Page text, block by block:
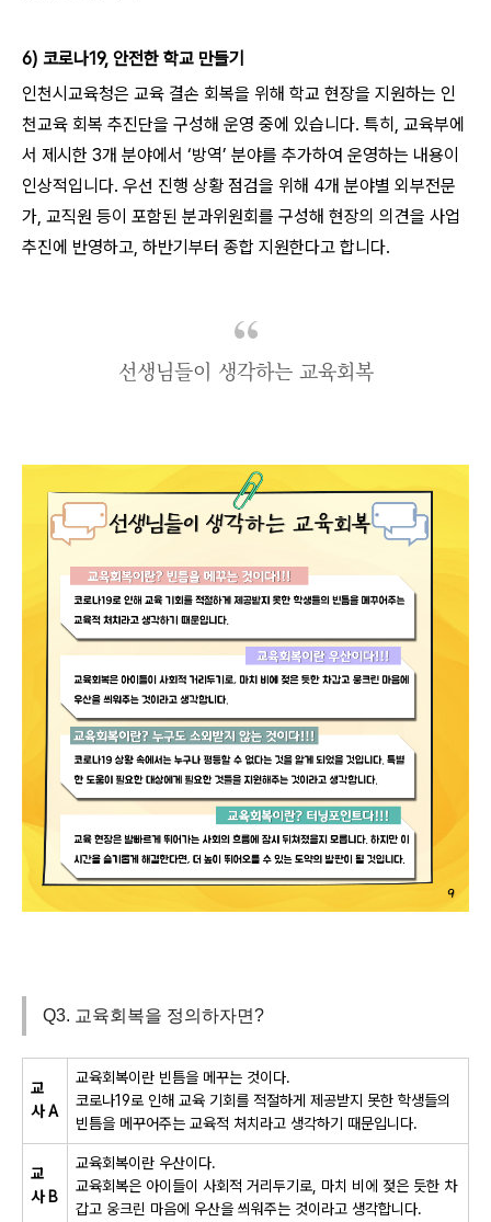
6) 코로나19, 안전한 학교 만들기
인천시교육청은 교육 결손 회복을 위해 학교 현장을 지원하는 인
천교육 회복 추진단을 구성해 운영 중에 있습니다. 특히, 교육부에
서 제시한 3개 분야에서 ‘방역’ 분야를 추가하여 운영하는 내용이
인상적입니다. 우선 진행 상황 점검을 위해 4개 분야별 외부전문
가, 교직원 등이 포함된 분과위원회를 구성해 현장의 의견을 사업
추진에 반영하고, 하반기부터 종합 지원한다고 합니다.
선생님들이 생각하는 교육회복
Q3. 교육회복을 정의하자면?
교
사 A
교육회복이란 빈틈을 메꾸는 것이다.
코로나19로 인해 교육 기회를 적절하게 제공받지 못한 학생들의
빈틈을 메꾸어주는 교육적 처치라고 생각하기 때문입니다.
교
사 B
교육회복이란 우산이다.
교육회복은 아이들이 사회적 거리두기로 마치 비에 젖은 듯한 차
갑고 웅크린 마음에 우산을 씌워주는 것이라고 생각합니다.